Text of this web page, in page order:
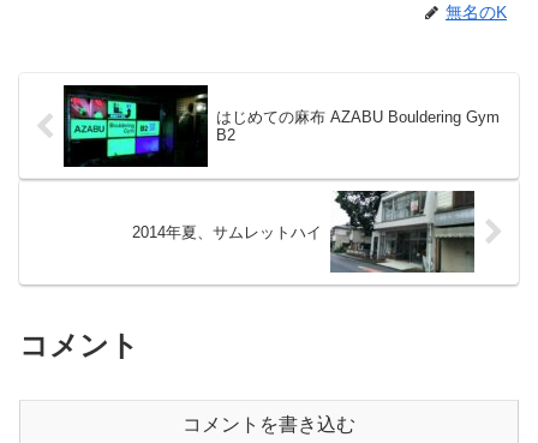
無名のK
はじめての麻布 AZABU Bouldering Gym
B2
2014年夏、サムレットハイ
コメント
コメントを書き込む